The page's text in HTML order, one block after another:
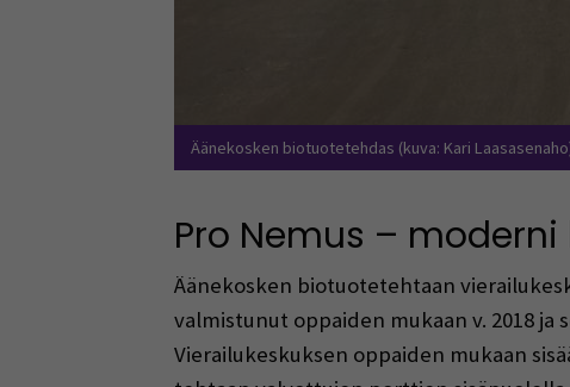
Äänekosken biotuotetehdas (kuva: Kari
Pro Nemus –
Äänekosken biotuotetehtaan
valmistunut oppaiden mukaan v. 2018 ja
Vierailukeskuksen oppaiden mukaan